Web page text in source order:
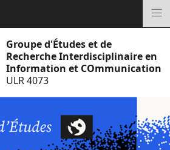
Groupe d'Études et de
Recherche Interdisciplinaire en
Information et COmmunication
ULR 4073